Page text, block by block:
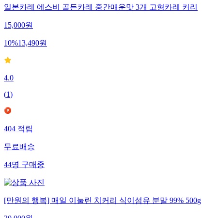
일본카레 에스비 골든카레 중간매운맛 3개 고형카레 커리
15,000원
10%13,490원
4.0
(1)
404적립
무료배송
44명구매중
[만원의 행복] 매일 이눌린 치커리 식이섬유 분말 99% 500g